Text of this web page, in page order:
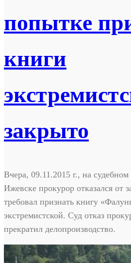
попытке
книги
закрыто
Вчера, 09.11.2015 г., на судебном
Ижевске прокурор отказался от
требовал признать книгу
экстремистской. Суд отказ
прекратил делопроизводство.